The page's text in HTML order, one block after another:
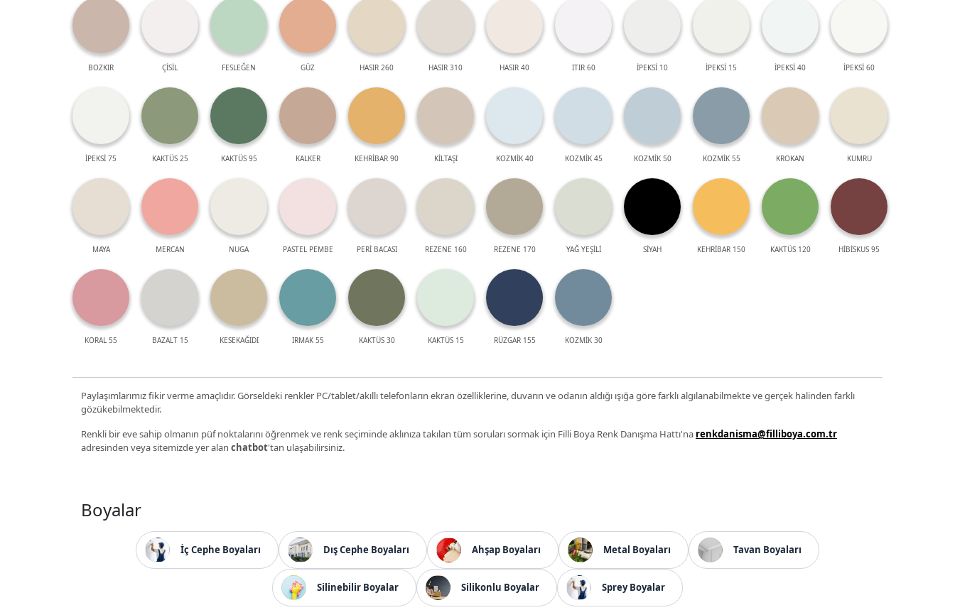
BOZKIR ÇİSİL FESLEĞEN GÜZ HASIR 260 HASIR 310 HASIR 40 ITIR 60 İPEKSİ 10 İPEKSİ 15 İPEKSİ 40 İPEKSİ 60
İPEKSİ 75 KAKTÜS 25 KAKTÜS 95 KALKER KEHRİBAR 90 KİLTAŞI KOZMİK 40 KOZMİK 45 KOZMİK 50 KOZMİK 55 KROKAN KUMRU
MAYA MERCAN NUGA PASTEL PEMBE PERİ BACASI REZENE 160 REZENE 170 YAĞ YEŞİLİ SİYAH KEHRİBAR 150 KAKTÜS 120 HİBİSKUS 95
KORAL 55 BAZALT 15 KESEKAĞIDI IRMAK 55 KAKTÜS 30 KAKTÜS 15 RÜZGAR 155 KOZMİK 30
Paylaşımlarımız fikir verme amaçlıdır. Görseldeki renkler PC/tablet/akıllı telefonların ekran özelliklerine, duvarın ve odanın aldığı ışığa göre farklı algılanabilmekte ve gerçek halinden farklı
gözükebilmektedir.
Renkli bir eve sahip olmanın püf noktalarını öğrenmek ve renk seçiminde aklınıza takılan tüm soruları sormak için Filli Boya Renk Danışma Hattı'na renkdanisma@filliboya.com.tr
adresinden veya sitemizde yer alan chatbot'tan ulaşabilirsiniz.
Boyalar
İç Cephe Boyaları Dış Cephe Boyaları Ahşap Boyaları Metal Boyaları Tavan Boyaları
Silinebilir Boyalar Silikonlu Boyalar Sprey Boyalar